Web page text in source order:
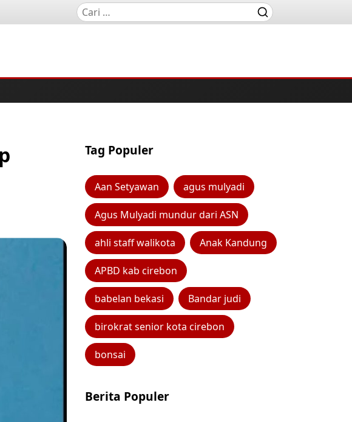
Tag Populer
Aan Setyawan agus mulyadi
Agus Mulyadi mundur dari ASN
ahli staff walikota Anak Kandung
APBD kab cirebon
babelan bekasi Bandar judi
birokrat senior kota cirebon
bonsai
Berita Populer